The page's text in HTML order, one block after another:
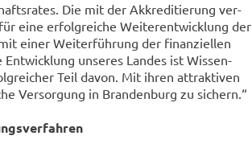
Die mit der Ak­kre­di­tie­rung ver­
eine er­folg­rei­che Wei­ter­ent­wick­lung der
einer Wei­ter­füh­rung der fi­nan­zi­el­len
un­se­res Lan­des ist Wis­sen­
Teil davon. Mit ihren at­trak­ti­ven
Ver­sor­gung in Bran­den­burg zu si­chern.“